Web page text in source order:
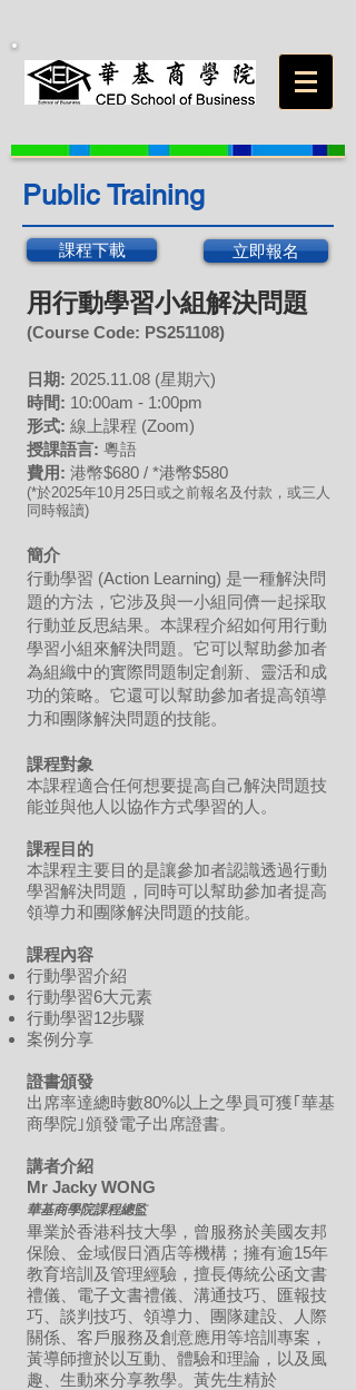
Public Training
課程下載 立即報名
用行動學習小組解決問題
(Course Code: PS251108)
日期: 2025.11.08 (星期六)
時間: 10:00am - 1:00pm
形式: 線上課程 (Zoom)
授課語言: 粵語
費用: 港幣$680 / *港幣$580
(*於2025年10月25日或之前報名及付款，或三人
同時報讀)
簡介
行動學習 (Action Learning) 是一種解決問
題的方法，它涉及與一小組同儕一起採取
行動並反思結果。本課程介紹如何用行動
學習小組來解決問題。它可以幫助參加者
為組織中的實際問題制定創新、靈活和成
功的策略。它還可以幫助參加者提高領導
力和團隊解決問題的技能。
課程對象
本課程適合任何想要提高自己解決問題技
能並與他人以協作方式學習的人。
課程目的
本課程主要目的是讓參加者認識透過行動
學習解決問題，同時可以幫助參加者提高
領導力和團隊解決問題的技能。
課程內容
行動學習介紹
行動學習6大元素
行動學習12步驟
案例分享
證書頒發
出席率達總時數80%以上之學員可獲｢華基
商學院｣頒發電子出席證書。
講者介紹
Mr Jacky WONG
華基商學院課程總監
畢業於香港科技大學，曾服務於美國友邦
保險、金域假日酒店等機構；擁有逾15年
教育培訓及管理經驗，擅長傳統公函文書
禮儀、電子文書禮儀、溝通技巧、匯報技
巧、談判技巧、領導力、團隊建設、人際
關係、客戶服務及創意應用等培訓專案，
黃導師擅於以互動、體驗和理論，以及風
趣、生動來分享教學。黃先生精於